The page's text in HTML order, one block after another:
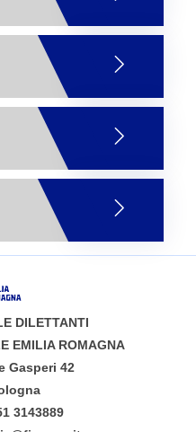
DILETTANTI
EMILIA ROMAGNA
Gasperi 42
3143889